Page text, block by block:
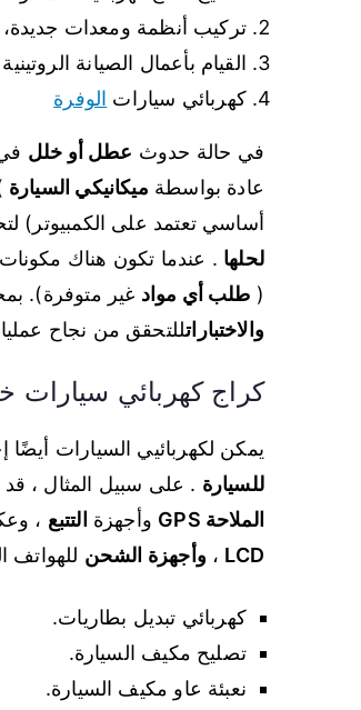
تركيب أنظمة ومعدات جديدة،
القيام بأعمال الصيانة
كهربائي سيارات الوفرة
في حالة حدوث عطل أو خلل
عادة بواسطة ميكانيكي السيارة
أساسي تعتمد على الكمبيوتر)
لحلها . عندما تكون هناك مكونات
( طلب أي مواد غير متوفرة).
والاختباراتللتحقق من نجاح
كراج كهربائي سيارات
يمكن لكهربائيي السيارات أيضًا
للسيارة . على سبيل المثال ،
الملاحة GPS
وأجهزة التتبع ،
LCD ، وأجهزة الشحن للهواتف
كهربائي تبديل بطاريات.
تصليح مكيف السيارة.
نعبئة عاو مكيف السيارة.